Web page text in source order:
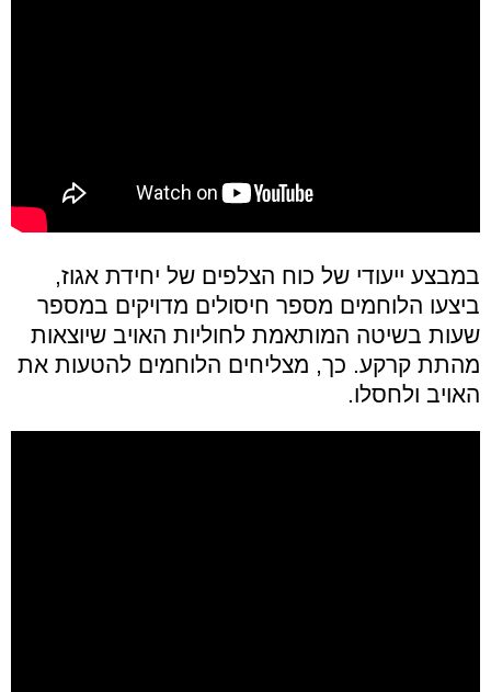
במבצע ייעודי של כוח הצלפים של יחידת אגוז,
ביצעו הלוחמים מספר חיסולים מדויקים במספר
שעות בשיטה המותאמת לחוליות האויב שיוצאות
מהתת קרקע. כך, מצליחים הלוחמים להטעות את
האויב ולחסלו.